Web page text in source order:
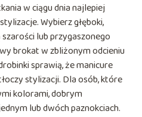
w ciągu dnia najlepiej
Wybierz głęboki,
lub przygaszonego
brokat w zbliżonym odcieniu
sprawią, że manicure
stylizacji. Dla osób, które
kolorami, dobrym
lub dwóch paznokciach.